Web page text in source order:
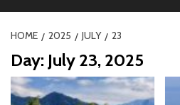
HOME 2025 JULY 23
Day: July 23, 2025